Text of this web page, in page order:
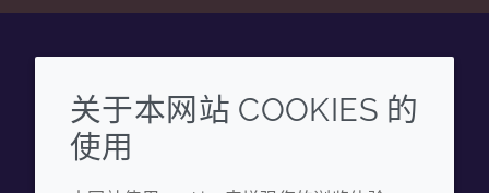
WechatYouku Zhihu Tiktok
企业
关于本网站 COOKIES 的
使用